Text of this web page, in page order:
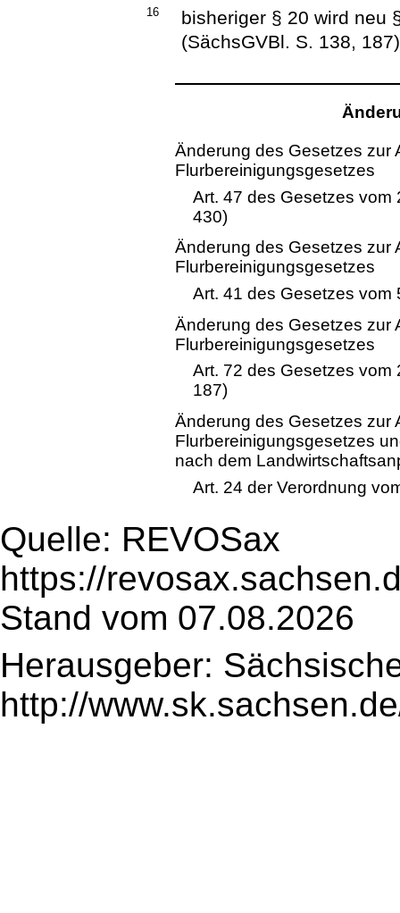
16
bisheriger § 20 wird neu
(SächsGVBl. S. 138, 187)
Änderung des Gesetzes zur
Flurbereinigungsgesetzes
Art. 47 des Gesetzes vom
430)
Änderung des Gesetzes zur
Flurbereinigungsgesetzes
Art. 41 des Gesetzes vom
Änderung des Gesetzes zur
Flurbereinigungsgesetzes
Art. 72 des Gesetzes vom
187)
Änderung des Gesetzes zur
Flurbereinigungsgesetzes
nach dem
Art. 24 der Verordnung
Quelle: REVOSax
https://
Stand vom 07.08.2026
Herausgeber:
http://